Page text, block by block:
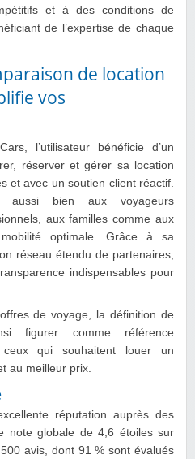
et à des conditions de
de l’expertise de chaque
de location
vos
l’utilisateur bénéficie d’un
réserver et gérer sa location
et avec un soutien client réactif.
aussi bien aux voyageurs
aux familles comme aux
optimale. Grâce à sa
réseau étendu de partenaires,
indispensables pour
de voyage, la définition de
figurer comme référence
ceux qui souhaitent louer un
au meilleur prix.
réputation auprès des
note globale de 4,6 étoiles sur
avis, dont 91 % sont évalués